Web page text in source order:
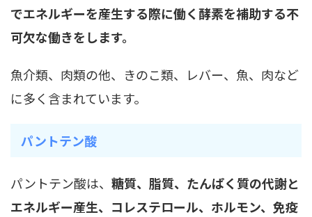
でエネルギーを産生する際に働く酵素を補助する不
可欠な働きをします。
魚介類、肉類の他、きのこ類、レバー、魚、肉など
に多く含まれています。
パントテン酸
パントテン酸は、 糖質、脂質、たんぱく質の代謝と
エネルギー産生、コレステロール、ホルモン、免疫